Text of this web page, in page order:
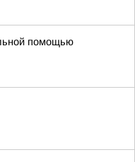
помощью